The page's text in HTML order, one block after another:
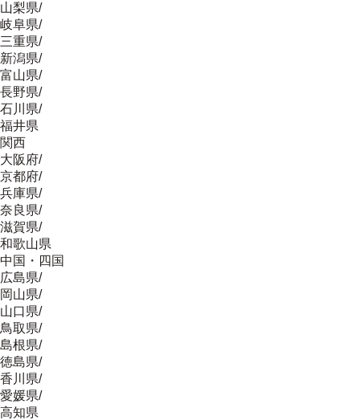
山梨県/
岐阜県/
三重県/
新潟県/
富山県/
長野県/
石川県/
福井県
関西
大阪府/
京都府/
兵庫県/
奈良県/
滋賀県/
和歌山県
中国・四国
広島県/
岡山県/
山口県/
鳥取県/
島根県/
徳島県/
香川県/
愛媛県/
高知県